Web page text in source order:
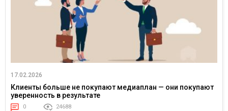
17.02.2026
Клиенты больше не покупают медиаплан — они покупают
уверенность в результате
0 24688